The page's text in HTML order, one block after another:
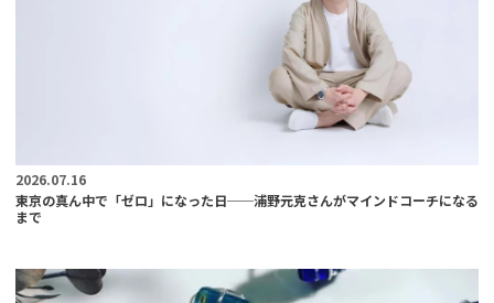
2026.07.16
東京の真ん中で「ゼロ」になった日──浦野元克さんがマインドコーチになる
まで